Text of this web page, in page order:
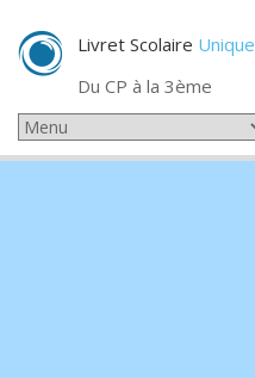
Livret Scolaire Unique
Du CP à la 3ème